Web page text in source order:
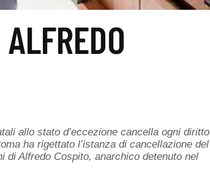
allo stato d’eccezione cancella ogni diritto
ha rigettato l’istanza di cancellazione del
di Alfredo Cospito, anarchico detenuto nel